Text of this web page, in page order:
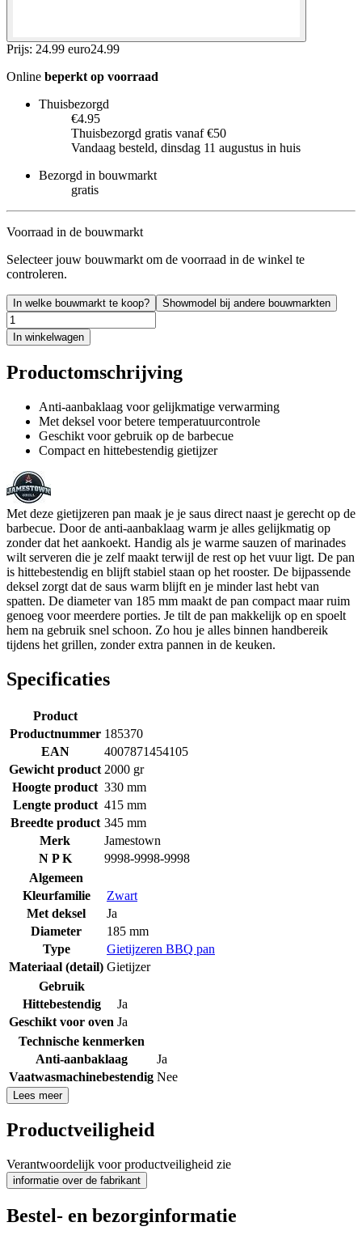
Prijs: 24.99 euro24.99
Online beperkt op voorraad
Thuisbezorgd
€4.95
Thuisbezorgd gratis vanaf €50
Vandaag besteld, dinsdag 11 augustus in huis
Bezorgd in bouwmarkt
gratis
Voorraad in de bouwmarkt
Selecteer jouw bouwmarkt om de voorraad in de winkel te
controleren.
In welke bouwmarkt te koop? Showmodel bij andere bouwmarkten
In winkelwagen
Productomschrijving
Anti-aanbaklaag voor gelijkmatige verwarming
Met deksel voor betere temperatuurcontrole
Geschikt voor gebruik op de barbecue
Compact en hittebestendig gietijzer
Met deze gietijzeren pan maak je je saus direct naast je gerecht op de
barbecue. Door de anti-aanbaklaag warm je alles gelijkmatig op
zonder dat het aankoekt. Handig als je warme sauzen of marinades
wilt serveren die je zelf maakt terwijl de rest op het vuur ligt. De pan
is hittebestendig en blijft stabiel staan op het rooster. De bijpassende
deksel zorgt dat de saus warm blijft en je minder last hebt van
spatten. De diameter van 185 mm maakt de pan compact maar ruim
genoeg voor meerdere porties. Je tilt de pan makkelijk op en spoelt
hem na gebruik snel schoon. Zo hou je alles binnen handbereik
tijdens het grillen, zonder extra pannen in de keuken.
Specificaties
Product
Productnummer 185370
EAN
4007871454105
Gewicht product 2000 gr
Hoogte product 330 mm
Lengte product 415 mm
Breedte product 345 mm
Merk
Jamestown
N P K
9998-9998-9998
Algemeen
Kleurfamilie
Zwart
Met deksel
Ja
Diameter
185 mm
Type
Gietijzeren BBQ pan
Materiaal (detail) Gietijzer
Gebruik
Hittebestendig
Ja
Geschikt voor oven Ja
Technische kenmerken
Anti-aanbaklaag
Ja
Vaatwasmachinebestendig Nee
Lees meer
Productveiligheid
Verantwoordelijk voor productveiligheid zie
informatie over de fabrikant
Bestel- en bezorginformatie